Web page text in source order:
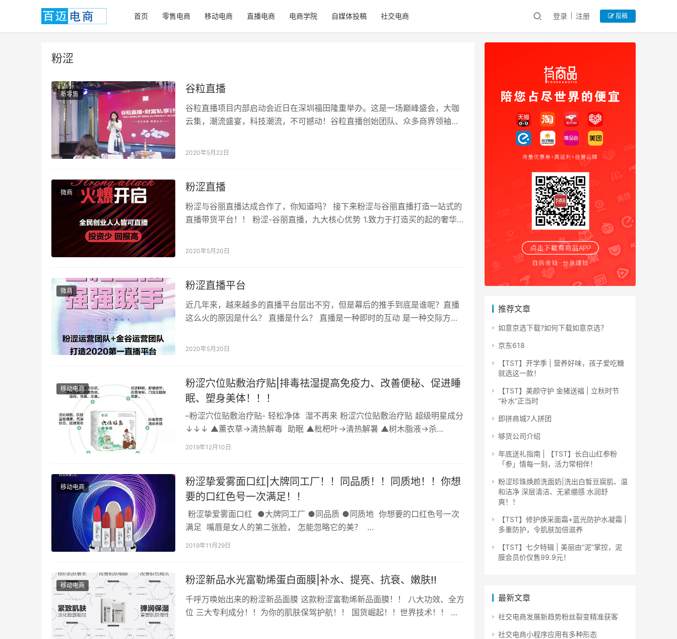
首页 零售电商 移动电商 直播电商 电商学院 自媒体投稿 社交电商 登录 注册 投稿
粉涩
新零售 谷粒直播
谷粒直播项目内部启动会近日在深圳福田隆重举办。这是一场巅峰盛会，大咖
云集，潮流盛宴，科技潮流，不可撼动！谷粒直播创始团队、众多商界领袖、
2020年5月22日
微商 粉涩直播
粉涩与谷丽直播达成合作了，你知道吗？ 接下来粉涩与谷丽直播打造一站式的
直播带货平台！！ 粉涩-谷丽直播，九大核心优势 1.致力于打造买的起的奢华
2020年5月20日
微商 粉涩直播平台
近几年来，越来越多的直播平台层出不穷，但是幕后的推手到底是谁呢？直播
这么火的原因是什么？ 直播是什么？ 直播是一种即时的互动 是一种交际方法
2020年5月20日
移动电商
粉涩穴位贴敷治疗贴|排毒祛湿提高免疫力、改善便秘、促进睡
眠、塑身美体！！！
–粉涩穴位贴敷治疗贴- 轻松净体 湿不再来 粉涩穴位贴敷治疗贴 超级明星成分
↓↓↓ ▲薰衣草→清热解毒 助眠 ▲枇杷叶→清热解暑 ▲树木脂液→杀…
2019年12月10日
移动电商
粉涩挚爱雾面口红|大牌同工厂！！同品质！！同质地！！你想
要的口红色号一次满足！！
粉涩挚爱雾面口红 ●大牌同工厂 ●同品质 ●同质地 你想要的口红色号一次
满足 嘴唇是女人的第二张脸， 怎能忽略它的美？ …
2019年11月29日
移动电商 粉涩新品水光富勒烯蛋白面膜|补水、提亮、抗衰、嫩肤!!
千呼万唤始出来的粉涩新品面膜 这款粉涩富勒烯新品面膜！！ 八大功效、全方
位 三大专利成分！！为你的肌肤保驾护航！！ 国货崛起！！世界技术！！ 保
推荐文章
如意京选下载?如何下载如意京选？
京东618
【TST】开学季 | 营养好味，孩子爱吃糖
就选这一款！
【TST】美颜守护 金猪送福 | 立秋时节
“补水”正当时
即拼商城7人拼团
够货公司介绍
年底送礼指南 | 【TST】长白山红参粉
「参」情每一刻，活力常相伴！
粉涩珍珠焕颜洗面奶|洗出白皙豆腐肌、温
和洁净 深层清洁、无紧绷感 水润舒
爽！！
【TST】修护焕采面霜+蓝光防护水凝霜 |
多重防护，令肌肤加倍滋养
【TST】七夕特辑 | 美丽由“泥”掌控，泥
膜会员价仅售99.9元！
最新文章
社交电商发展新趋势粉丝裂变精准获客
社交电商小程序应用有多种形态